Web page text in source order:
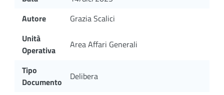
Autore
Grazia Scalici
Unità
Operativa
Area Affari Generali
Tipo
Documento
Delibera